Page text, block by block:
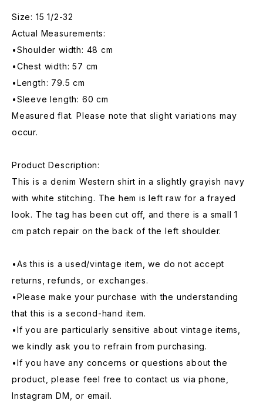
Size: 15 1/2-32
Actual Measurements:
•Shoulder width: 48 cm
•Chest width: 57 cm
•Length: 79.5 cm
•Sleeve length: 60 cm
Measured flat. Please note that slight variations may
occur.
Product Description:
This is a denim Western shirt in a slightly grayish navy
with white stitching. The hem is left raw for a frayed
look. The tag has been cut off, and there is a small 1
cm patch repair on the back of the left shoulder.
•As this is a used/vintage item, we do not accept
returns, refunds, or exchanges.
•Please make your purchase with the understanding
that this is a second-hand item.
•If you are particularly sensitive about vintage items,
we kindly ask you to refrain from purchasing.
•If you have any concerns or questions about the
product, please feel free to contact us via phone,
Instagram DM, or email.